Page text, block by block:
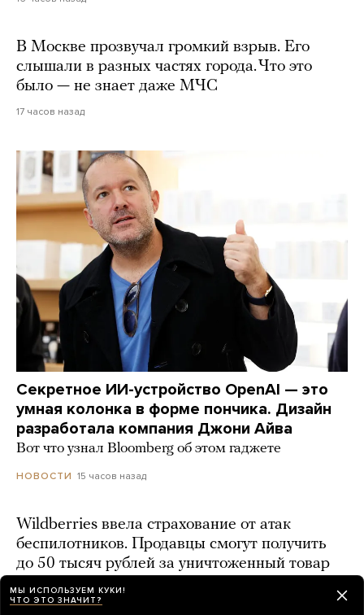
В Москве прозвучал громкий взрыв. Его
слышали в разных частях города. Что это
было — не знает даже МЧС
17 часов назад
Секретное ИИ-устройство OpenAI — это
умная колонка в форме пончика. Дизайн
разработала компания Джони Айва
Вот что узнал Bloomberg об этом гаджете
НОВОСТИ 15 часов назад
Wildberries ввела страхование от атак
беспилотников. Продавцы смогут получить
до 50 тысяч рублей за уничтоженный товар
19 часов назад
МЫ ИСПОЛЬЗУЕМ КУКИ!
ЧТО ЭТО ЗНАЧИТ?